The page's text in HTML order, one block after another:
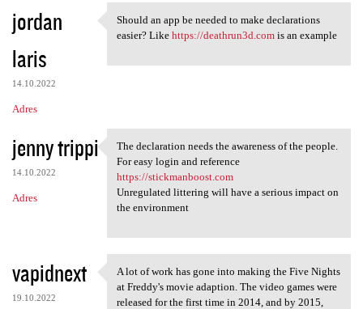
jordan
laris
14.10.2022
Adres
Should an app be needed to
Should an app be needed to make declarations
easier? Like https://deathrun3d.comis an example
jenny trippi
14.10.2022
Adres
The declaration needs the
The declaration needs the awareness of the people.
For easy login and reference
https://stickmanboost.com
Unregulated littering will have a serious impact on
the environment
vapidnext
19.10.2022
A lot of work has gone into
A lot of work has gone into making the Five Nights
at Freddy's movie adaption. The video games were
released for the first time in 2014, and by 2015,